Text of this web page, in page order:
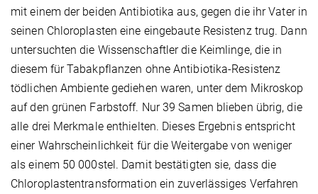
mit einem der beiden Antibiotika aus, gegen die ihr Vater in
seinen Chloroplasten eine eingebaute Resistenz trug. Dann
untersuchten die Wissenschaftler die Keimlinge, die in
diesem für Tabakpflanzen ohne Antibiotika-Resistenz
tödlichen Ambiente gediehen waren, unter dem Mikroskop
auf den grünen Farbstoff. Nur 39 Samen blieben übrig, die
alle drei Merkmale enthielten. Dieses Ergebnis entspricht
einer Wahrscheinlichkeit für die Weitergabe von weniger
als einem 50 000stel. Damit bestätigten sie, dass die
Chloroplastentransformation ein zuverlässiges Verfahren